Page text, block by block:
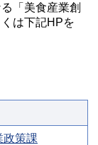
「美食産業創
は下記HPを
政策課